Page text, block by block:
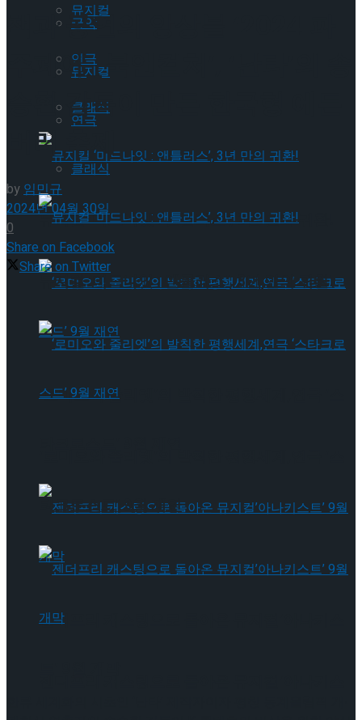
뮤지컬
연극
클래식
뮤지컬 ‘미드나잇 : 앤틀러스’, 3년 만의 귀환!
‘로미오와 줄리엣’의 발칙한 평행세계,연극 ‘스
젠더프리 캐스팅으로 돌아온 뮤지컬’아나키스
국악
뮤지컬
연극
클래식
뮤지컬 ‘미드나잇 : 앤틀러스’, 3년 만의 귀환!
타크로스드’ 9월 재연
책과 공연의 앙상블 ‘2024 파
주페어_북앤컬처’, ‘난타’의 송
승환 감독이 만든 한국형 에든
버러 축제
by임민규
2024년 04월 30일
0
Share on Facebook
Share on Twitter